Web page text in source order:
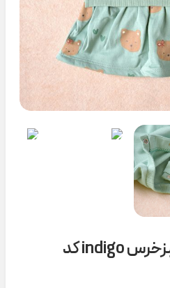
ست سارافن و تل سبزخرس indigo کد